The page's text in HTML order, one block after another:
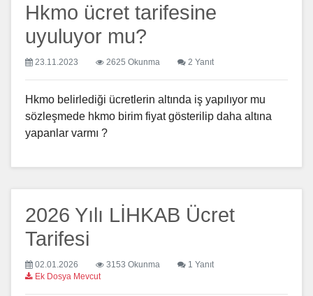
Hkmo ücret tarifesine
uyuluyor mu?
23.11.2023 2625 Okunma 2 Yanıt
Hkmo belirlediği ücretlerin altında iş yapılıyor mu
sözleşmede hkmo birim fiyat gösterilip daha altına
yapanlar varmı ?
2026 Yılı LİHKAB Ücret
Tarifesi
02.01.2026 3153 Okunma
1 Yanıt
Ek Dosya Mevcut